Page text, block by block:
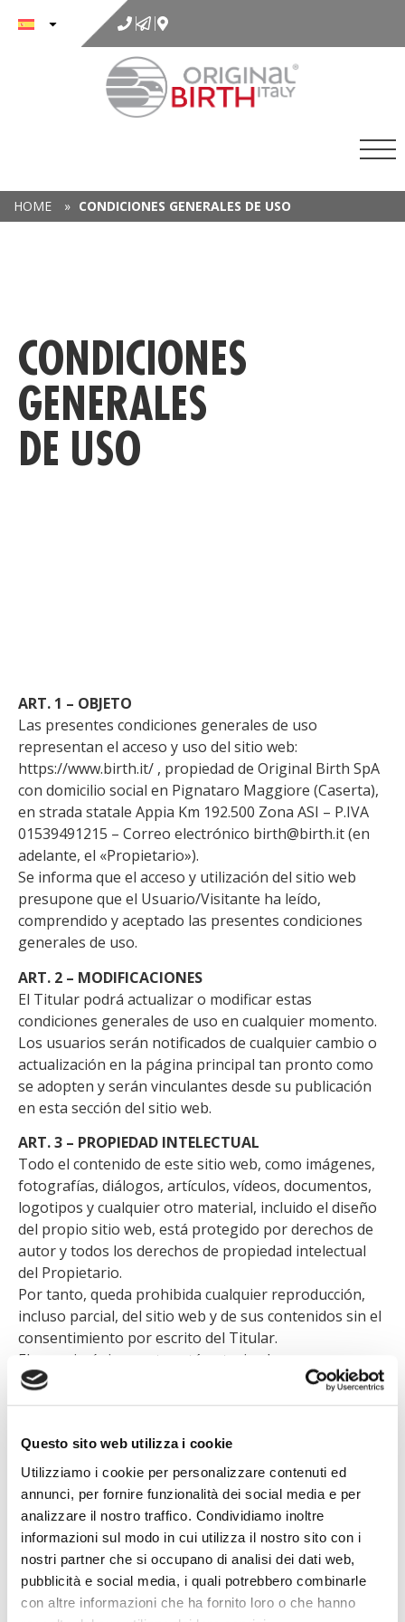
Questo sito web utilizza i cookie
Utilizziamo i cookie per personalizzare contenuti ed
annunci, per fornire funzionalità dei social media e per
analizzare il nostro traffico. Condividiamo inoltre
informazioni sul modo in cui utilizza il nostro sito con i
nostri partner che si occupano di analisi dei dati web,
pubblicità e social media, i quali potrebbero combinarle
con altre informazioni che ha fornito loro o che hanno
contenido
HOME » CONDICIONES GENERALES DE USO
CONDICIONES
GENERALES
DE USO
ART. 1 – OBJETO
Las presentes condiciones generales de uso
representan el acceso y uso del sitio web:
https://www.birth.it/ , propiedad de Original Birth SpA
con domicilio social en Pignataro Maggiore (Caserta),
en strada statale Appia Km 192.500 Zona ASI – P.IVA
01539491215 – Correo electrónico birth@birth.it (en
adelante, el «Propietario»).
Se informa que el acceso y utilización del sitio web
presupone que el Usuario/Visitante ha leído,
comprendido y aceptado las presentes condiciones
generales de uso.
ART. 2 – MODIFICACIONES
El Titular podrá actualizar o modificar estas
condiciones generales de uso en cualquier momento.
Los usuarios serán notificados de cualquier cambio o
actualización en la página principal tan pronto como
se adopten y serán vinculantes desde su publicación
en esta sección del sitio web.
ART. 3 – PROPIEDAD INTELECTUAL
Todo el contenido de este sitio web, como imágenes,
fotografías, diálogos, artículos, vídeos, documentos,
logotipos y cualquier otro material, incluido el diseño
del propio sitio web, está protegido por derechos de
autor y todos los derechos de propiedad intelectual
del Propietario.
Por tanto, queda prohibida cualquier reproducción,
incluso parcial, del sitio web y de sus contenidos sin el
consentimiento por escrito del Titular.
El usuario únicamente está autorizado a navegar y
visualizar el sitio web y todos sus contenidos,
incluyendo la utilización de los servicios relacionados
Todas las marcas y diseños distintivos presentes en el
sitio web, incluidos aquellos relativos a actividades
individuales realizadas por el Propietario, son
exclusivos del propio Propietario o de las empresas
afiliadas a él.
El Propietario tiene el derecho exclusivo de usar estas
marcas comerciales. Por lo tanto, cualquier uso no